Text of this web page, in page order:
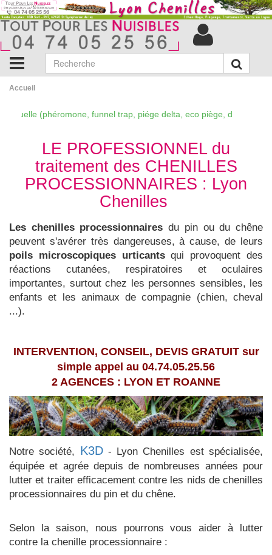
Accueil
funnel trap, piége delta, eco piège, destruction de
LE PROFESSIONNEL du
traitement des CHENILLES
PROCESSIONNAIRES : Lyon
Chenilles
Les chenilles processionnaires du pin ou du chêne
peuvent s'avérer très dangereuses, à cause, de leurs
poils microscopiques urticantsqui provoquent des
réactions cutanées, respiratoires et oculaires
importantes, surtout chez les personnes sensibles, les
enfants et les animaux de compagnie (chien, cheval
...).
INTERVENTION, CONSEIL, DEVIS GRATUIT sur
simple appel au 04.74.05.25.56
2 AGENCES : LYON ET ROANNE
Notre société, K3D- Lyon Chenilles est spécialisée,
équipée et agrée depuis de nombreuses années pour
lutter et traiter efficacement contre les nids de chenilles
processionnaires du pin et du chêne.
Selon la saison, nous pourrons vous aider à lutter
contre la chenille processionnaire :